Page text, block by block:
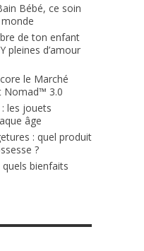
Bébé, ce soin
monde
de ton enfant
pleines d’amour
le Marché
Nomad™ 3.0
: les jouets
âge
: quel produit
?
bienfaits